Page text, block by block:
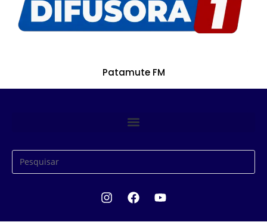
Patamute FM